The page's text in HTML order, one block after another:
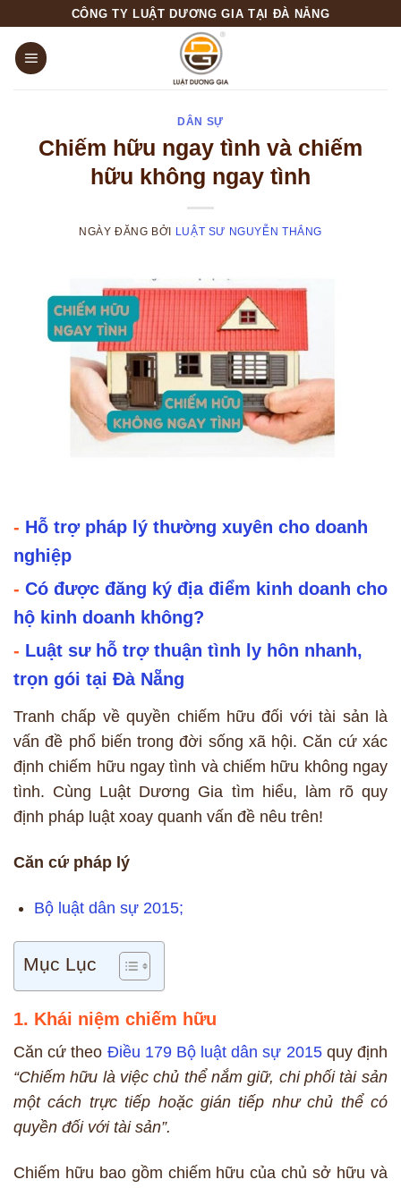
content
CÔNG TY LUẬT DƯƠNG GIA TẠI ĐÀ NẴNG
DÂN SỰ
Chiếm hữu ngay tình và chiếm
hữu không ngay tình
NGÀY ĐĂNG BỞI LUẬT SƯ NGUYỄN THẮNG
- Hỗ trợ pháp lý thường xuyên cho doanh
nghiệp
- Có được đăng ký địa điểm kinh doanh cho
hộ kinh doanh không?
- Luật sư hỗ trợ thuận tình ly hôn nhanh,
trọn gói tại Đà Nẵng
Tranh chấp về quyền chiếm hữu đối với tài sản là
vấn đề phổ biến trong đời sống xã hội. Căn cứ xác
định chiếm hữu ngay tình và chiếm hữu không ngay
tình. Cùng Luật Dương Gia tìm hiểu, làm rõ quy
định pháp luật xoay quanh vấn đề nêu trên!
Căn cứ pháp lý
Bộ luật dân sự 2015;
Mục Lục
1. Khái niệm chiếm hữu
Căn cứ theo Điều 179 Bộ luật dân sự 2015quy định
“Chiếm hữu là việc chủ thể nắm giữ, chi phối tài sản
một cách trực tiếp hoặc gián tiếp như chủ thể có
quyền đối với tài sản”.
Chiếm hữu bao gồm chiếm hữu của chủ sở hữu và